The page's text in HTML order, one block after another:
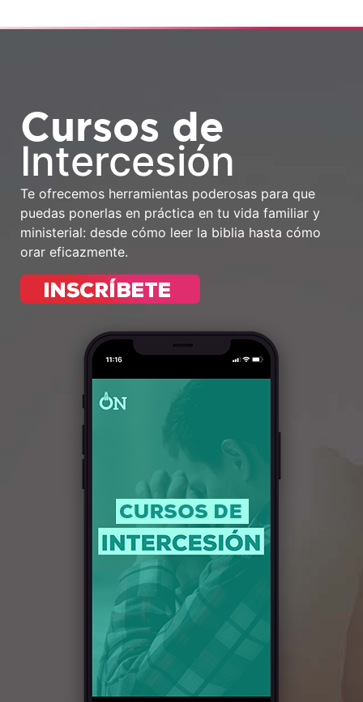
Cursos de
Intercesión
Te ofrecemos herramientas poderosas para que
puedas ponerlas en práctica en tu vida familiar y
ministerial: desde cómo leer la biblia hasta cómo
orar eficazmente.